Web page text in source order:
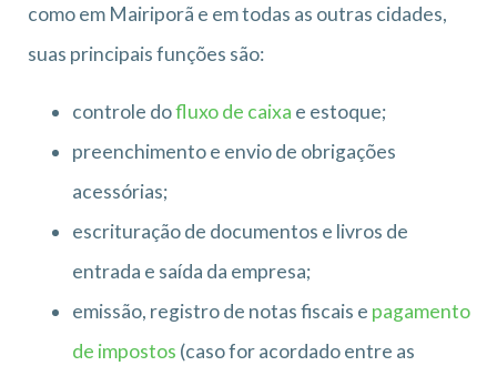
como em Mairiporã e em todas as outras cidades,
suas principais funções são:
controle dofluxo de caixa e estoque;
preenchimento e envio de obrigações
acessórias;
escrituração de documentos e livros de
entrada e saída da empresa;
emissão, registro de notas fiscais e pagamento
de impostos (caso for acordado entre as